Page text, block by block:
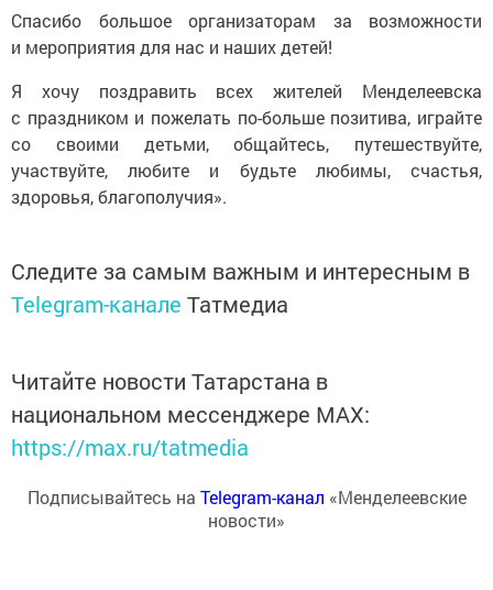
Спасибо большое организаторам за возможности
и мероприятия для нас и наших детей!
Я хочу поздравить всех жителей Менделеевска
с праздником и пожелать по-больше позитива, играйте
со своими детьми, общайтесь, путешествуйте,
участвуйте, любите и будьте любимы, счастья,
здоровья, благополучия».
Следите за самым важным и интересным в
Telegram-канале Татмедиа
Читайте новости Татарстана в
национальном мессенджере MАХ:
https://max.ru/tatmedia
Подписывайтесь на Telegram-канал «Менделеевские
новости»